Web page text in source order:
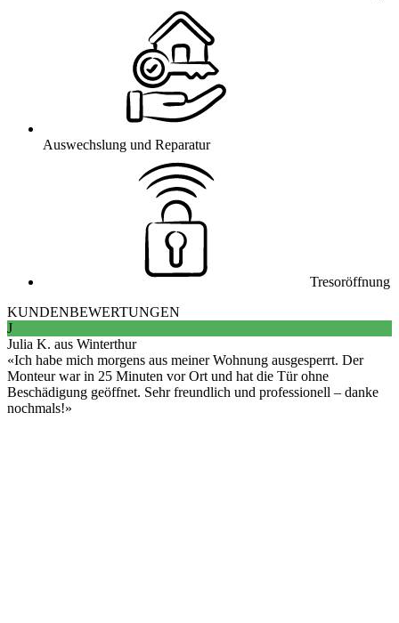
Auswechslung und Reparatur
Tresoröffnung
KUNDENBEWERTUNGEN
J
Julia K. aus Winterthur
Ich habe mich morgens aus meiner Wohnung ausgesperrt. Der
Monteur war in 25 Minuten vor Ort und hat die Tür ohne
Beschädigung geöffnet. Sehr freundlich und professionell – danke
nochmals!